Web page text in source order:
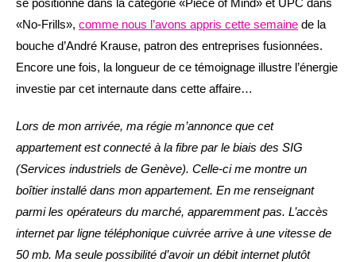
se positionne dans la catégorie «Piece of Mind» et UPC dans
«No-Frills», comme nous l’avons appris cette semaine de la
bouche d’André Krause, patron des entreprises fusionnées.
Encore une fois, la longueur de ce témoignage illustre l’énergie
investie par cet internaute dans cette affaire…
Lors de mon arrivée, ma régie m’annonce que cet
appartement est connecté à la fibre par le biais des SIG
(Services industriels de Genève). Celle-ci me montre un
boîtier installé dans mon appartement. En me renseignant
parmi les opérateurs du marché, apparemment pas. L’accès
internet par ligne téléphonique cuivrée arrive à une vitesse de
50 mb. Ma seule possibilité d’avoir un débit internet plutôt